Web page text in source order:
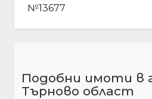
№13677
Подобни имоти в
Търново област